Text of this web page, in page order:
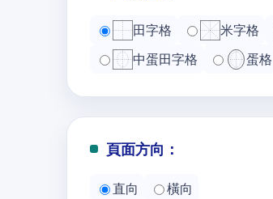
田字格 米字格
中蛋田字格
蛋格
頁面方向：
直向 橫向